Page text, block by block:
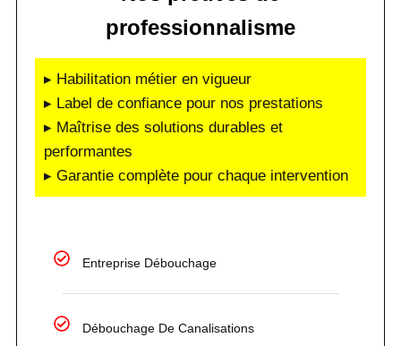
professionnalisme
▸ Habilitation métier en vigueur
▸ Label de confiance pour nos prestations
▸ Maîtrise des solutions durables et
performantes
▸ Garantie complète pour chaque intervention
Entreprise Débouchage
Débouchage De Canalisations